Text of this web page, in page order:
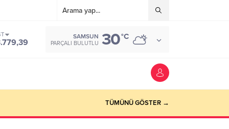
SAMSUN
PARÇALI BULUTLU 30°C
TÜMÜNÜ GÖSTER →